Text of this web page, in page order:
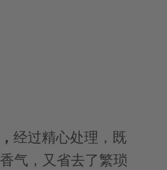
经过精心处理，既
气，又省去了繁琐